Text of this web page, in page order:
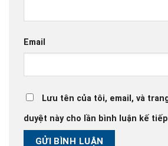
Email
Lưu tên của tôi, email, và
duyệt này cho lần bình luận kế